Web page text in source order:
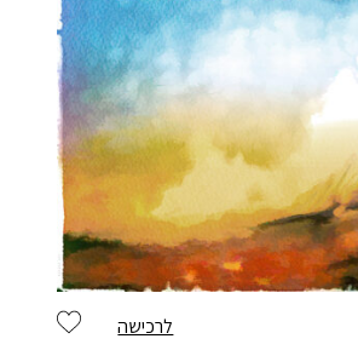
לרכישה